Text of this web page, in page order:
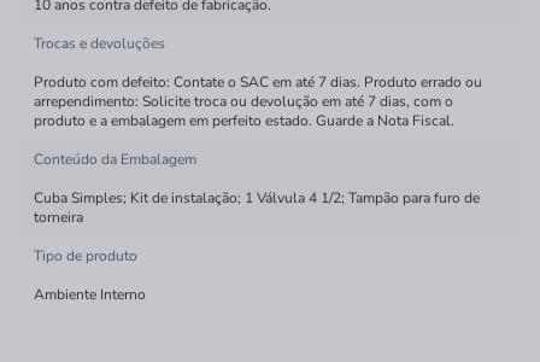
10 anos contra defeito de fabricação.
Trocas e devoluções
Produto com defeito: Contate o SAC em até 7 dias. Produto errado ou
arrependimento: Solicite troca ou devolução em até 7 dias, com o
produto e a embalagem em perfeito estado. Guarde a Nota Fiscal.
Conteúdo da Embalagem
Cuba Simples; Kit de instalação; 1 Válvula 4 1/2; Tampão para furo de
torneira
Tipo de produto
Ambiente Interno